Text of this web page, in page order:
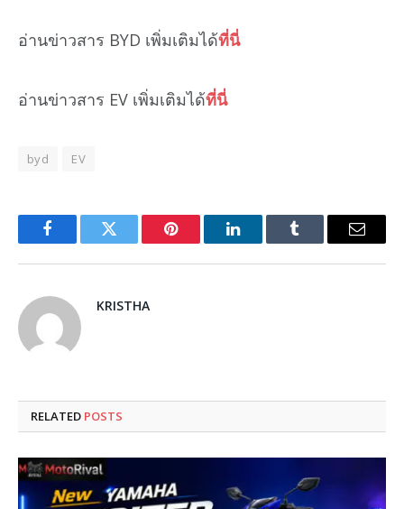
อ่านข่าวสาร BYD เพิ่มเติมได้ที่นี่
อ่านข่าวสาร EV เพิ่มเติมได้ที่นี่
byd EV
FacebookTwitter Pinterest LinkedInTumblr Email
KRISTHA
RELATED POSTS